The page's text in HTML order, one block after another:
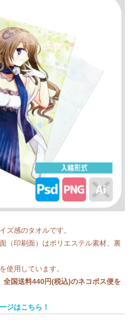
ズ感のタオルです。
（印刷面）はポリエステル素材、裏
使用しています。
全国送料440円(税込)のネコポス便を
ジはこちら！